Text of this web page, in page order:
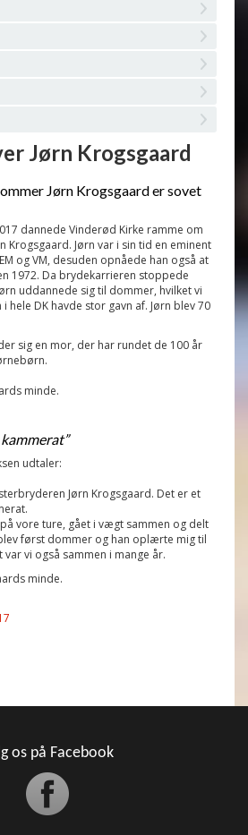
Jørn Krogsgaard
Jørn Krogsgaard er sovet
dannede Vinderød Kirke ramme om
Krogsgaard. Jørn var i sin tid en eminent
og VM, desuden opnåede han også at
1972. Da brydekarrieren stoppede
uddannede sig til dommer, hvilket vi
i hele DK havde stor gavn af. Jørn blev 70
sig en mor, der har rundet de 100 år
minde.
udtaler:
Jørn Krogsgaard. Det er et
vore ture, gået i vægt sammen og delt
først dommer og han oplærte mig til
vi også sammen i mange år.
minde.
os på Facebook